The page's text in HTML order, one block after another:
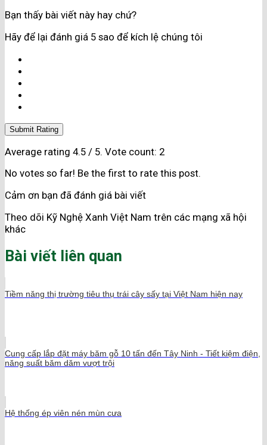
Bạn thấy bài viết này hay chứ?
Hãy để lại đánh giá 5 sao để kích lệ chúng tôi
Submit Rating
Average rating 4.5 / 5. Vote count: 2
No votes so far! Be the first to rate this post.
Cảm ơn bạn đã đánh giá bài viết
Theo dõi Kỹ Nghệ Xanh Việt Nam trên các mạng xã hội
khác
Bài viết liên quan
Tiềm năng thị trường tiêu thụ trái cây sấy tại Việt Nam hiện nay
Cung cấp lắp đặt máy băm gỗ 10 tấn đến Tây Ninh - Tiết kiệm điện,
năng suất băm dăm vượt trội
Hệ thống ép viên nén mùn cưa